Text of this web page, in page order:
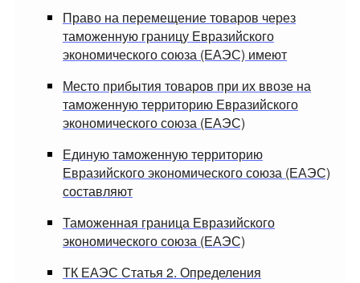
Право на перемещение товаров через
таможенную границу Евразийского
экономического союза (ЕАЭС) имеют
Место прибытия товаров при их ввозе на
таможенную территорию Евразийского
экономического союза (ЕАЭС)
Единую таможенную территорию
Евразийского экономического союза (ЕАЭС)
составляют
Таможенная граница Евразийского
экономического союза (ЕАЭС)
ТК ЕАЭС Статья 2. Определения